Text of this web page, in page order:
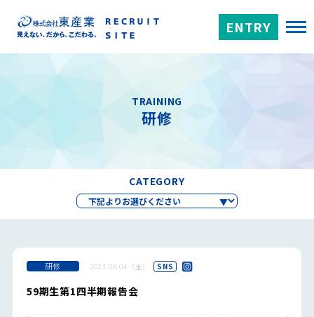
ENTRY
TRAINING
研修
CATEGORY
研修 2023.08.04（金） SNS
59期生第1四半期報告会